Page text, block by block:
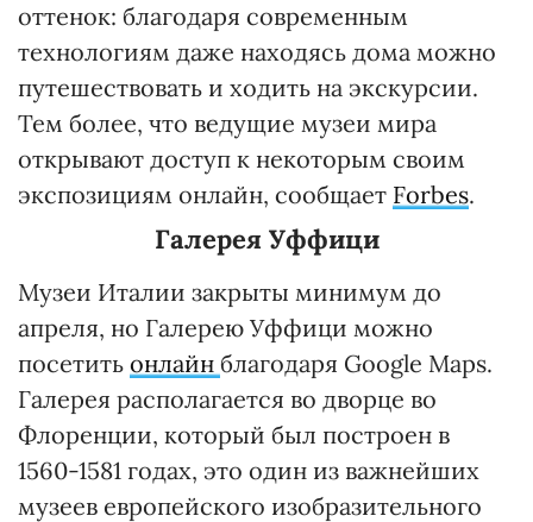
оттенок: благодаря современным
технологиям даже находясь дома можно
путешествовать и ходить на экскурсии.
Тем более, что ведущие музеи мира
открывают доступ к некоторым своим
экспозициям онлайн, сообщает Forbes.
Галерея Уффици
Музеи Италии закрыты минимум до
апреля, но Галерею Уффици можно
посетить онлайн благодаря Google Maps.
Галерея располагается во дворце во
Флоренции, который был построен в
1560-1581 годах, это один из важнейших
музеев европейского изобразительного